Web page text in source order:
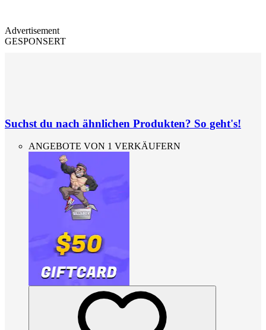
Advertisement
GESPONSERT
Suchst du nach ähnlichen Produkten? So geht's!
ANGEBOTE VON 1 VERKÄUFERN